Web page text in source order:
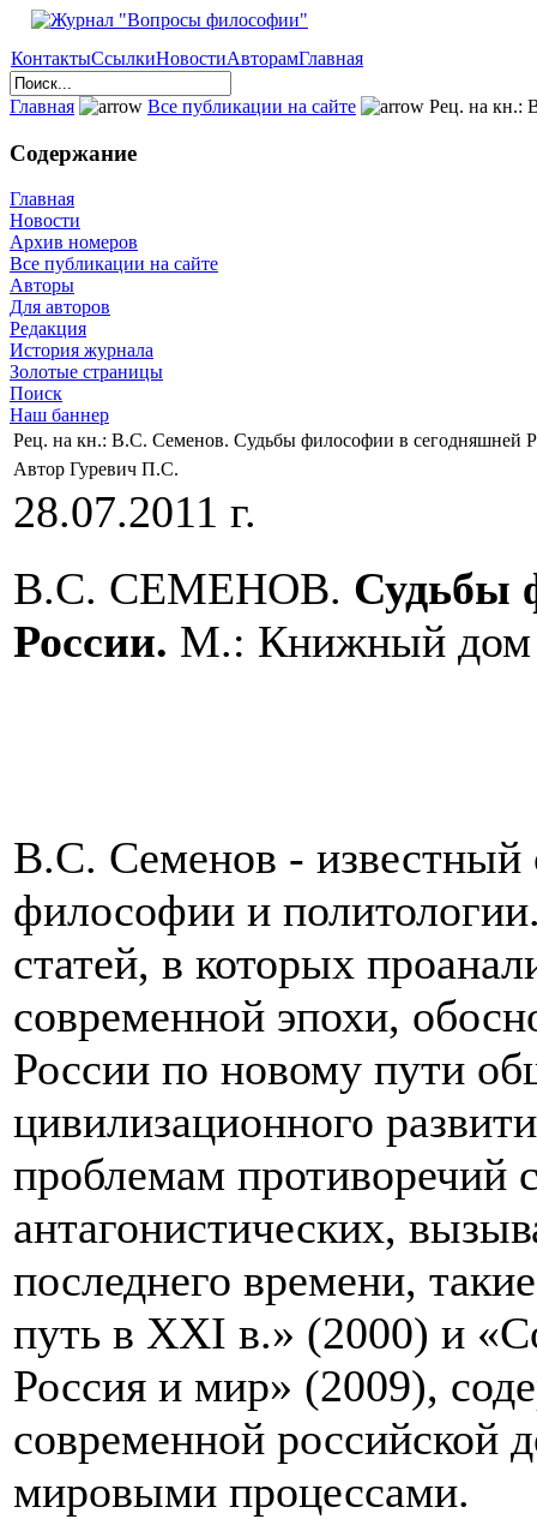
КонтактыСсылкиНовостиАвторамГлавная
Главная Все публикации на сайте Рец. на кн.:
Содержание
Главная
Новости
Архив номеров
Все публикации на сайте
Авторы
Для авторов
Редакция
История журнала
Золотые страницы
Поиск
Наш баннер
Рец. на кн.: В.С. Семенов. Судьбы философии в сегодняшней
Автор Гуревич П.С.
28.07.2011 г.
В.С. СЕМЕНОВ. Судьбы
России. М.: Книжный дом
В.С. Семенов - известный
философии и
статей, в которых
современной эпохи,
России по новому пути
цивилизационного
проблемам противоречий
антагонистических,
последнего времени,
путь в XXI в.» (2000) и
Россия и мир» (2009),
современной российской
мировыми процессами.